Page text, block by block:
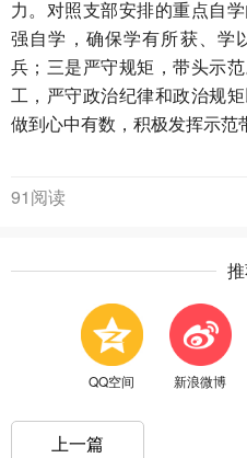
力。对照支部安排的重点自
强自学，确保学有所获、学
兵；三是严守规矩，带头示
工，严守政治纪律和政治规
做到心中有数，积极发挥示范
91阅读
QQ空间 新浪微博
上一篇